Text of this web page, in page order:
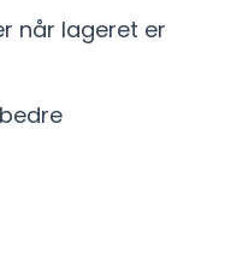
når lageret er